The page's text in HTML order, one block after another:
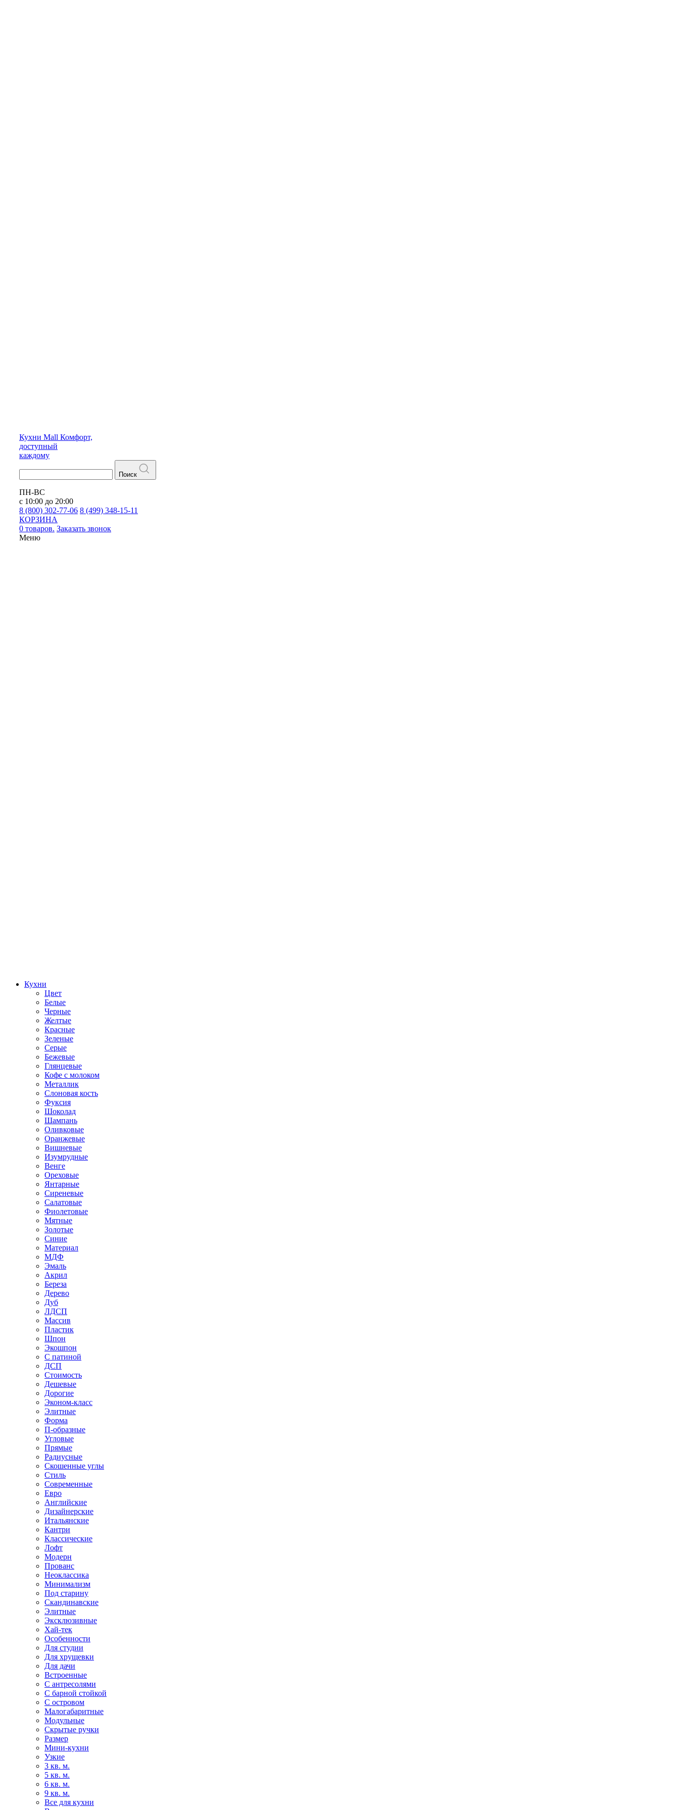
Кухни Mall Комфорт,
доступный
каждому
Поиск
ПН-ВС
с 10:00 до 20:00
8 (800) 302-77-06 8 (499) 348-15-11
КОРЗИНА
0 товаров. Заказать звонок
Меню
Кухни
Цвет
Белые
Черные
Желтые
Красные
Зеленые
Серые
Бежевые
Глянцевые
Кофе с молоком
Металлик
Слоновая кость
Фуксия
Шоколад
Шампань
Оливковые
Оранжевые
Вишневые
Изумрудные
Венге
Ореховые
Янтарные
Сиреневые
Салатовые
Фиолетовые
Мятные
Золотые
Синие
Материал
МДФ
Эмаль
Акрил
Береза
Дерево
Дуб
ЛДСП
Массив
Пластик
Шпон
Экошпон
С патиной
ДСП
Стоимость
Дешевые
Дорогие
Эконом-класс
Элитные
Форма
П-образные
Угловые
Прямые
Радиусные
Скошенные углы
Стиль
Современные
Евро
Английские
Дизайнерские
Итальянские
Кантри
Классические
Лофт
Модерн
Прованс
Неоклассика
Минимализм
Под старину
Скандинавские
Элитные
Эксклюзивные
Хай-тек
Особенности
Для студии
Для хрущевки
Для дачи
Встроенные
С антресолями
С барной стойкой
С островом
Малогабаритные
Модульные
Скрытые ручки
Размер
Мини-кухни
Узкие
3 кв. м.
5 кв. м.
6 кв. м.
9 кв. м.
Все для кухни